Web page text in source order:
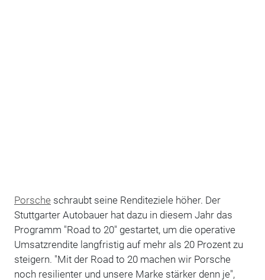
Porsche schraubt seine Renditeziele höher. Der
Stuttgarter Autobauer hat dazu in diesem Jahr das
Programm "Road to 20" gestartet, um die operative
Umsatzrendite langfristig auf mehr als 20 Prozent zu
steigern. "Mit der Road to 20 machen wir Porsche
noch resilienter und unsere Marke stärker denn je",